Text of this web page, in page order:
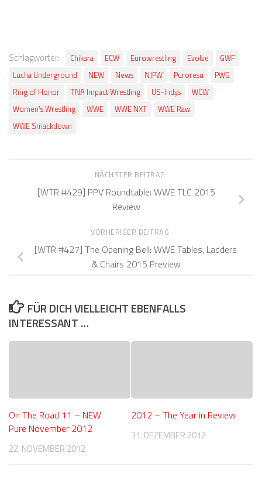
Schlagwörter: Chikara ECW Eurowrestling Evolve
GWF
Lucha Underground
NEW News NJPW Puroresu
PWG
Ring of Honor
TNA Impact Wrestling US-Indys
WCW
Women's Wrestling
WWE WWE NXT
WWE Raw
WWE Smackdown
NÄCHSTER BEITRAG
[WTR #429] PPV Roundtable: WWE TLC 2015
Review
VORHERIGER BEITRAG
[WTR #427] The Opening Bell: WWE Tables, Ladders
& Chairs 2015 Preview
FÜR DICH VIELLEICHT EBENFALLS
INTERESSANT …
On The Road 11 – NEW
Pure November 2012
22. NOVEMBER 2012
2012 – The Year in Review
31. DEZEMBER 2012